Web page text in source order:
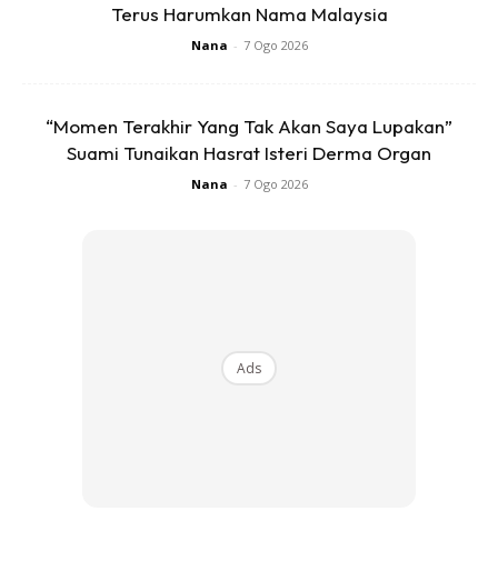
Terus Harumkan Nama Malaysia
Nana - 7 Ogo 2026
“Momen Terakhir Yang Tak Akan Saya Lupakan”
Suami Tunaikan Hasrat Isteri Derma Organ
Nana - 7 Ogo 2026
Ads